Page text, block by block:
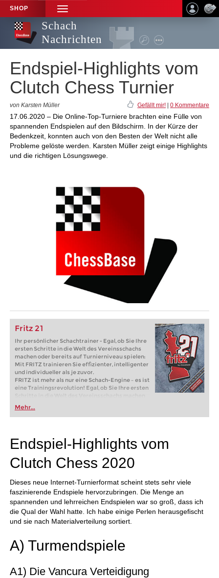
SHOP
TOGGLE
NAVIGATION
Schach
Nachrichten
Endspiel-Highlights vom
Clutch Chess Turnier
von Karsten Müller Gefällt mir! 0 Kommentare
17.06.2020 – Die Online-Top-Turniere brachten eine Fülle von
spannenden Endspielen auf den Bildschirm. In der Kürze der
Bedenkzeit, konnten auch von den Besten der Welt nicht alle
Probleme gelöste werden. Karsten Müller zeigt einige Highlights
und die richtigen Lösungswege.
Fritz 21
Ihr persönlicher Schachtrainer - Egal, ob Sie Ihre
ersten Schritte in die Welt des Vereinsschachs
machen oder bereits auf Turnierniveau spielen:
Mit FRITZ trainieren Sie effizienter, intelligenter
und individueller als je zuvor.
FRITZ ist mehr als nur eine Schach-Engine – es ist
eine Trainingsrevolution! Egal, ob Sie Ihre ersten
Schritte in die Welt des Vereinsschachs machen
oder bereits auf Turnierniveau spielen: Mit
FRITZ trainieren Sie effizienter, intelligenter und
individueller als je zuvor.
Mehr...
Endspiel-Highlights vom
Clutch Chess 2020
Dieses neue Internet-Turnierformat scheint stets sehr viele
faszinierende Endspiele hervorzubringen. Die Menge an
spannenden und lehrreichen Endspielen war so groß, dass ich
die Qual der Wahl hatte. Ich habe einige Perlen herausgefischt
und sie nach Materialverteilung sortiert.
A) Turmendspiele
A1) Die Vancura Verteidigung